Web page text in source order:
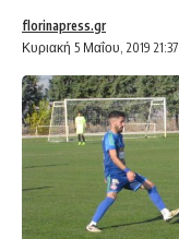
Κυριακή 5 Μαΐου, 2019 21:37
florinapress.gr